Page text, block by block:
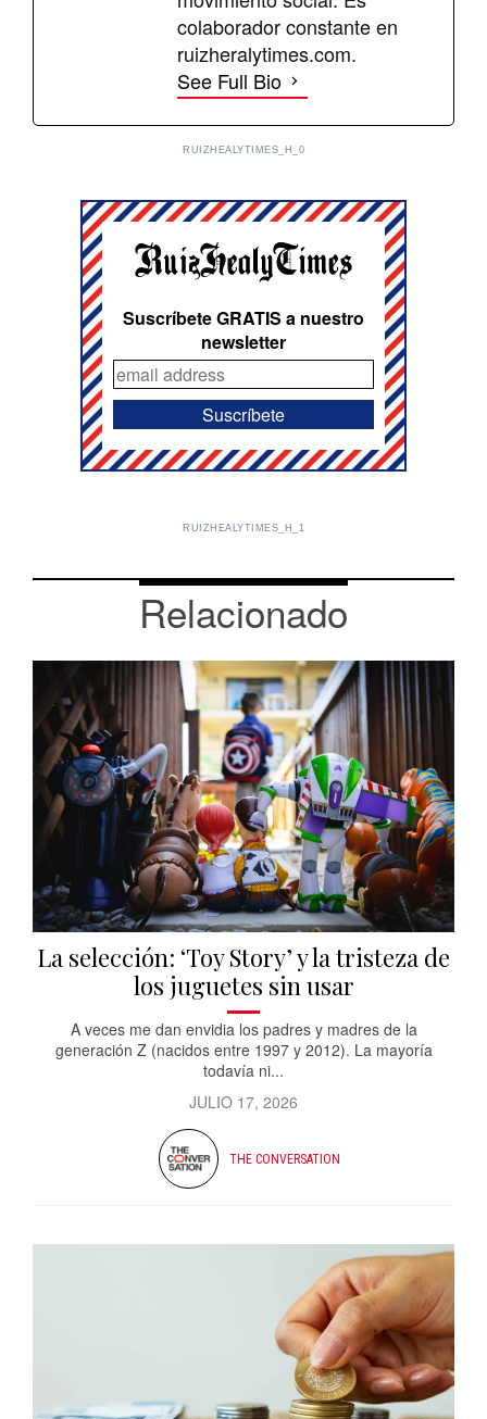
colaborador constante en
ruizheralytimes.com.
See Full Bio
RUIZHEALYTIMES_H_0
Suscríbete GRATIS a nuestro
newsletter
RUIZHEALYTIMES_H_1
Relacionado
La selección: ‘Toy Story’ y la tristeza de
los juguetes sin usar
A veces me dan envidia los padres y madres de la
generación Z (nacidos entre 1997 y 2012). La mayoría
todavía ni...
JULIO 17, 2026
THE CONVERSATION